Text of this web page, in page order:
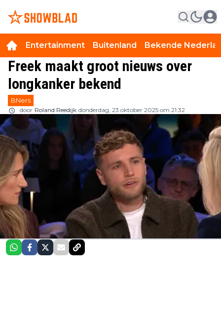
Entertainment Buitenland Bekende
Freek maakt groot nieuws over
longkanker bekend
BNers
door Roland Reedijk donderdag, 23 oktober 2025 om 21:32